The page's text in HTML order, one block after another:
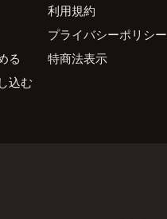
る
込む
利用規約
プライバシーポリシー
特商法表示